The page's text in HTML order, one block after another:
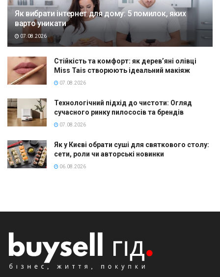
Як вибрати інтернет для дому: 5 помилок, яких
варто уникати
07.08.2026
Стійкість та комфорт: як дерев’яні олівці
Miss Tais створюють ідеальний макіяж
07.08.2026
Технологічний підхід до чистоти: Огляд
сучасного ринку пилососів та брендів
07.08.2026
Як у Києві обрати суші для святкового столу:
сети, роли чи авторські новинки
06.08.2026